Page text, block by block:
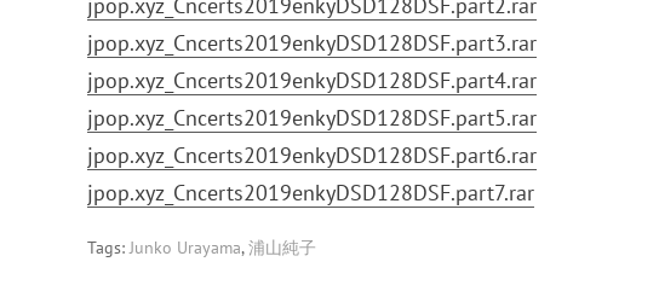
jpop.xyz_Cncerts2019enkyDSD128DSF.part3.rar
jpop.xyz_Cncerts2019enkyDSD128DSF.part4.rar
jpop.xyz_Cncerts2019enkyDSD128DSF.part5.rar
jpop.xyz_Cncerts2019enkyDSD128DSF.part6.rar
jpop.xyz_Cncerts2019enkyDSD128DSF.part7.rar
Tags:Junko Urayama,浦山純子